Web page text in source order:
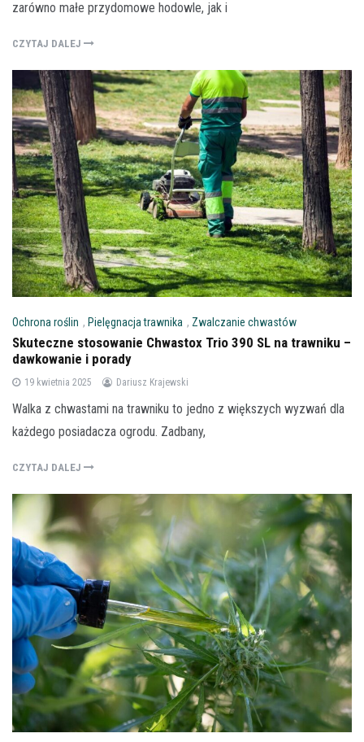
zarówno małe przydomowe hodowle, jak i
CZYTAJ DALEJ
Ochrona roślin , Pielęgnacja trawnika , Zwalczanie chwastów
Skuteczne stosowanie Chwastox Trio 390 SL na trawniku –
dawkowanie i porady
19 kwietnia 2025 Dariusz Krajewski
Walka z chwastami na trawniku to jedno z większych wyzwań dla
każdego posiadacza ogrodu. Zadbany,
CZYTAJ DALEJ